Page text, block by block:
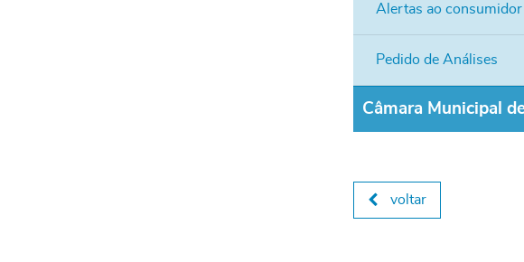
Alertas ao consumidor
Pedido de Análises
Câmara Municipal
voltar